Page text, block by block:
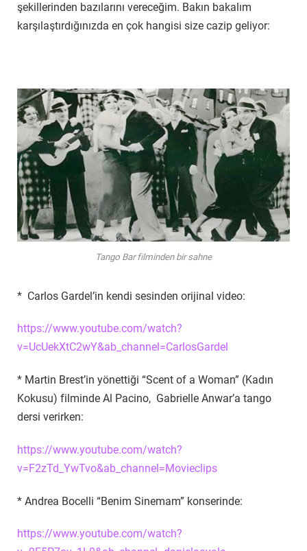
şekillerinden bazılarını vereceğim. Bakın bakalım
karşılaştırdığınızda en çok hangisi size cazip geliyor:
Tango Bar filminden bir sahne
* Carlos Gardel’in kendi sesinden orijinal video:
https://www.youtube.com/watch?
v=UcUekXtC2wY&ab_channel=CarlosGardel
* Martin Brest’in yönettiği “Scent of a Woman” (Kadın
Kokusu) filminde Al Pacino, Gabrielle Anwar’a tango
dersi verirken:
https://www.youtube.com/watch?
v=F2zTd_YwTvo&ab_channel=Movieclips
* Andrea Bocelli “Benim Sinemam” konserinde:
https://www.youtube.com/watch?